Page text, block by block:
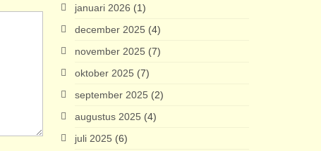
januari 2026 (1)
december 2025 (4)
november 2025 (7)
oktober 2025 (7)
september 2025 (2)
augustus 2025 (4)
juli 2025 (6)